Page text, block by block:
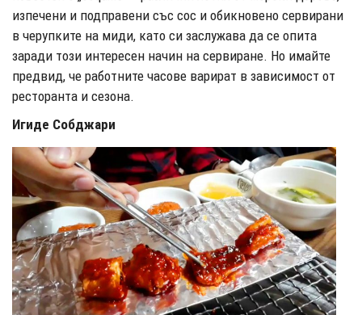
изпечени и подправени със сос и обикновено сервирани
в черупките на миди, като си заслужава да се опита
заради този интересен начин на сервиране. Но имайте
предвид, че работните часове варират в зависимост от
ресторанта и сезона.
Игиде Собджари